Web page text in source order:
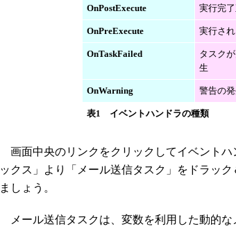
OnPostExecute 実行完
OnPreExecute 実行さ
OnTaskFailed
タスク
生
OnWarning 警告の
表1 イベントハンドラの種類
画面中央のリンクをクリックしてイベント
ックス」より「メール送信タスク」をドラッ
ましょう。
メール送信タスクは、変数を利用した動的